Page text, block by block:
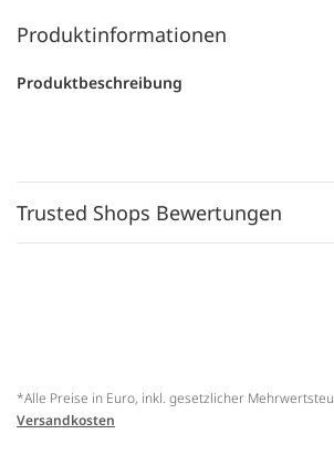
Produktinformationen
Produktbeschreibung
Trusted Shops Bewertungen
*Alle Preise in Euro, inkl. gesetzlicher
Versandkosten